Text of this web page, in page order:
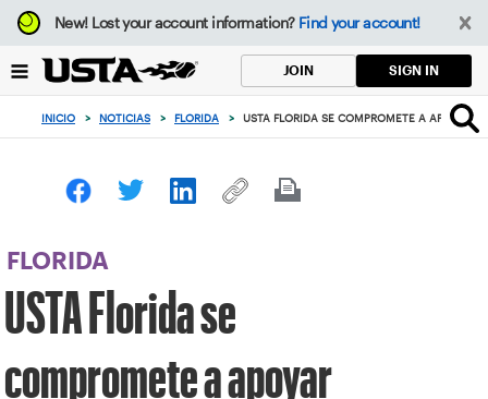
Enfoque
desde
botón
volver
principio
New!Lost your account information? Find your account!
JOIN SIGN IN
INICIO > NOTICIAS > FLORIDA > USTA FLORIDA SE COMPROMETE A APOYAR
FLORIDA
USTA Florida se
compromete a apoyar